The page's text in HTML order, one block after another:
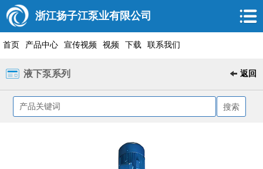
浙江扬子江泵业有限公司
首页 产品中心 宣传视频 视频 下载 联系我们
液下泵系列 返回